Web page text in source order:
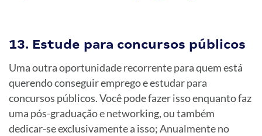
13. Estude para concursos públicos
Uma outra oportunidade recorrente para quem está
querendo conseguir emprego e estudar para
concursos públicos. Você pode fazer isso enquanto faz
uma pós-graduação e networking, ou também
dedicar-se exclusivamente a isso; Anualmente no